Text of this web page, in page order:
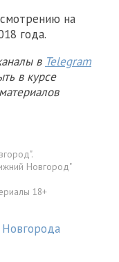
на
года.
в Telegram
в курсе
Новгород"
18+